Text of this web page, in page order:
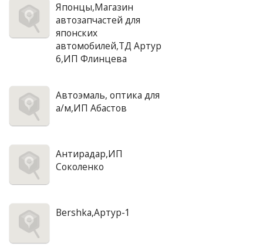
Японцы,Магазин
автозапчастей для
японских
автомобилей,ТД Артур
6,ИП Флинцева
Автоэмаль, оптика для
а/м,ИП Абастов
Антирадар,ИП
Соколенко
Bershka,Артур-1